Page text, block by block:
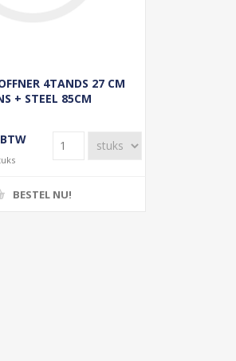
4TANDS 27 CM
+ STEEL 85CM
BESTEL NU!